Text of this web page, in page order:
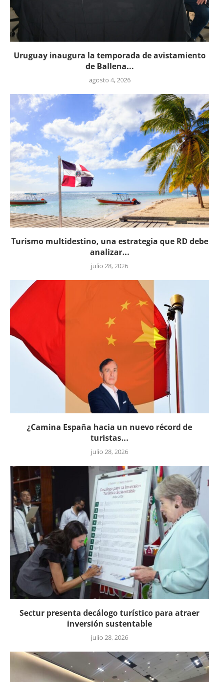
Uruguay inaugura la temporada de avistamiento
de Ballena...
agosto 4, 2026
Turismo multidestino, una estrategia que RD debe
analizar...
julio 28, 2026
¿Camina España hacia un nuevo récord de
turistas...
julio 28, 2026
Sectur presenta decálogo turístico para atraer
inversión sustentable
julio 28, 2026